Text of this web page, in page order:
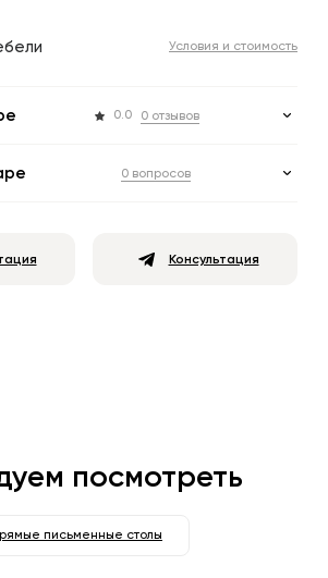
Условия и стоимость
0.0 0 отзывов
0 вопросов
Консультация
посмотреть
письменные столы